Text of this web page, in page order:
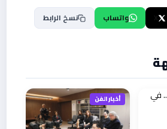
واتساب نسخ الرابط
أخبار الفن